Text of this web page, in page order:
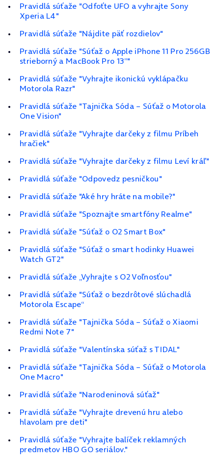
Pravidlá súťaže "Odfoťte UFO a vyhrajte Sony
Xperia L4"
Pravidlá súťaže "Nájdite päť rozdielov"
Pravidlá súťaže "Súťaž o Apple iPhone 11 Pro 256GB
strieborný a MacBook Pro 13”"
Pravidlá súťaže "Vyhrajte ikonickú vyklápačku
Motorola Razr"
Pravidlá súťaže "Tajnička Sóda – Súťaž o Motorola
One Vision"
Pravidlá súťaže "Vyhrajte darčeky z filmu Príbeh
hračiek"
Pravidlá súťaže "Vyhrajte darčeky z filmu Leví kráľ"
Pravidlá súťaže "Odpovedz pesničkou"
Pravidlá súťaže "Aké hry hráte na mobile?"
Pravidlá súťaže "Spoznajte smartfóny Realme"
Pravidlá súťaže "Súťaž o O2 Smart Box"
Pravidlá súťaže "Súťaž o smart hodinky Huawei
Watch GT2"
Pravidlá súťaže „Vyhrajte s O2 Voľnosťou"
Pravidlá súťaže "Súťaž o bezdrôtové slúchadlá
Motorola Escape“
Pravidlá súťaže "Tajnička Sóda – Súťaž o Xiaomi
Redmi Note 7"
Pravidlá súťaže "Valentínska súťaž s TIDAL"
Pravidlá súťaže "Tajnička Sóda – Súťaž o Motorola
One Macro"
Pravidlá súťaže "Narodeninová súťaž"
Pravidlá súťaže "Vyhrajte drevenú hru alebo
hlavolam pre deti"
Pravidlá súťaže "Vyhrajte balíček reklamných
predmetov HBO GO seriálov."